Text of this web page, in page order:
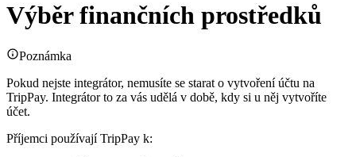
Výběr finančních prostředků
Poznámka
Pokud nejste integrátor, nemusíte se starat o vytvoření účtu na
TripPay. Integrátor to za vás udělá v době, kdy si u něj vytvoříte
účet.
Příjemci používají TripPay k: